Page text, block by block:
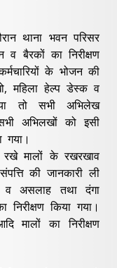
थाना भवन परिसर
बैरकों का निरीक्षण
के भोजन की
महिला हेल्प डेस्क व
तो सभी अभिलेख
अभिलखों को इसी
गया।
रखे मालों के रखरखाव
की जानकारी ली
व असलाह तथा दंगा
किया गया।
मालों का निरीक्षण